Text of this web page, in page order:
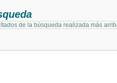
de la búsqueda realizada más